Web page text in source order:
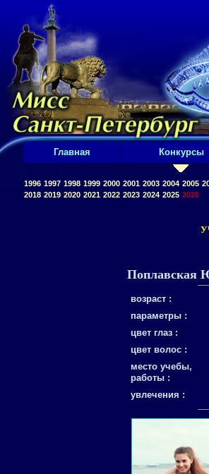
Главная Конкурсы
1996 1997 1998 1999 2000 2001 2003 2004 2005
2018 2019 2020 2021 2022 2023 2024 2025 2026
Поплавская
возраст :
параметры :
цвет глаз :
цвет волос :
место учебы,
работы :
увлечения :